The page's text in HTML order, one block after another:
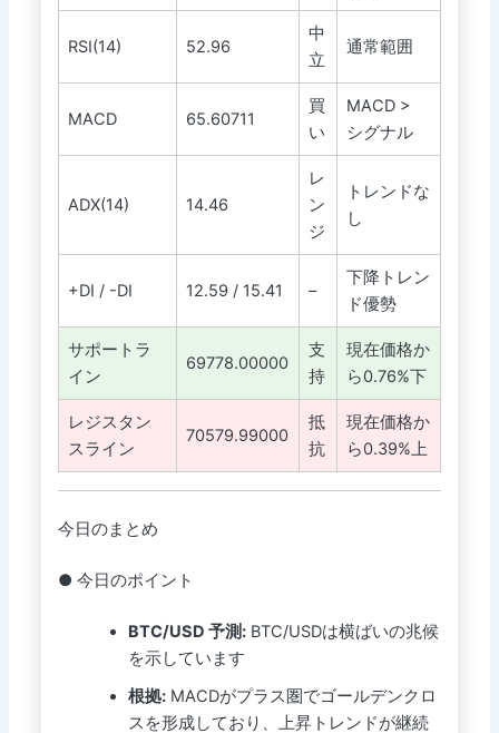
RSI(14) 52.96
中
立
通常範囲
MACD 65.60711
買
い
MACD >
シグナル
ADX(14) 14.46
レ
ン
ジ
トレンドな
し
+DI / -DI 12.59 / 15.41 –
下降トレン
ド優勢
サポートラ
イン
69778.00000
支
持
現在価格か
ら0.76%下
レジスタン
スライン
70579.99000
抵
抗
現在価格か
ら0.39%上
今日のまとめ
● 今日のポイント
BTC/USD 予測: BTC/USDは横ばいの兆候
を示しています
根拠: MACDがプラス圏でゴールデンクロ
スを形成しており、上昇トレンドが継続